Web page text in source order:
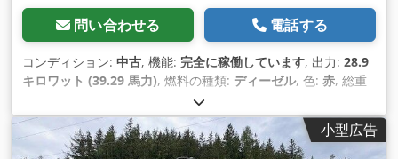
問い合わせる 電話する
コンディション: 中古, 機能: 完全に稼働しています, 出力: 28.9
キロワット (39.29 馬力), 燃料の種類: ディーゼル, 色: 赤, 総重
, 座席数:
限:12/2026, 製造年:2013, 稼働時間:4,200 h, 全高:2,570
mm , シリンダー数:4, 排気量:2,189 cm³, 最高速度: 5 km/h,
輸送長さ:5,330 mm, エンジン型式:4TNV88, 装備: UVV安全
小型広告